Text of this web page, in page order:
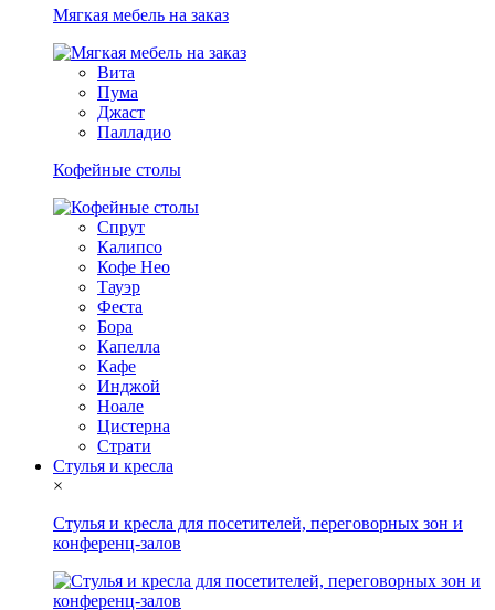
Мягкая мебель на заказ
Вита
Пума
Джаст
Палладио
Кофейные столы
Спрут
Калипсо
Кофе Нео
Тауэр
Феста
Бора
Капелла
Кафе
Инджой
Ноале
Цистерна
Страти
Стулья и кресла
×
Стулья и кресла для посетителей, переговорных зон и
конференц-залов